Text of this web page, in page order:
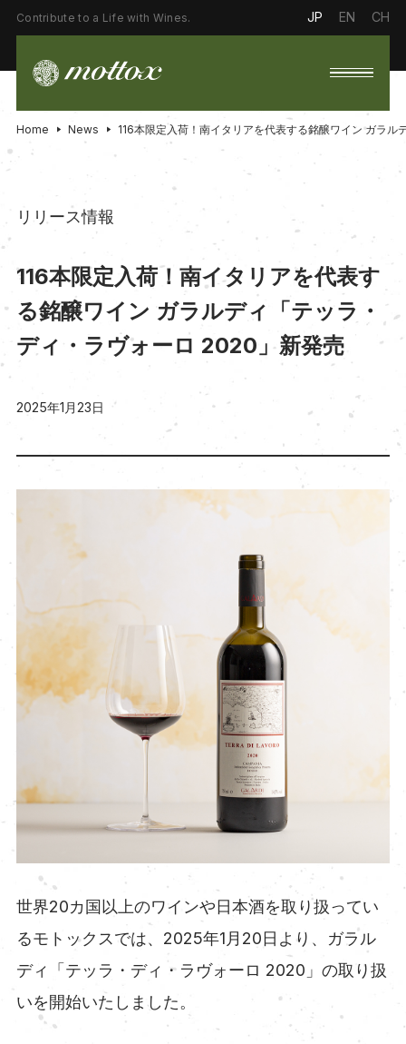
Contribute to a Life with Wines. JP EN CH
Home News 116本限定入荷！南イタリアを代表する銘醸ワイン ガラ
リリース情報
116本限定入荷！南イタリアを代表す
る銘醸ワイン ガラルディ「テッラ・
ディ・ラヴォーロ 2020」新発売
2025年1月23日
世界20カ国以上のワインや日本酒を取り扱ってい
るモトックスでは、2025年1月20日より、ガラル
ディ「テッラ・ディ・ラヴォーロ 2020」の取り扱
いを開始いたしました。